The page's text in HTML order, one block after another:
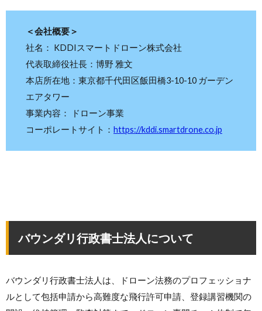
＜会社概要＞
社名： KDDIスマートドローン株式会社
代表取締役社長：博野 雅文
本店所在地：東京都千代田区飯田橋3-10-10 ガーデン
エアタワー
事業内容： ドローン事業
コーポレートサイト： https://kddi.smartdrone.co.jp
バウンダリ行政書士法人について
バウンダリ行政書士法人は、ドローン法務のプロフェッショナ
ルとして包括申請から高難度な飛行許可申請、登録講習機関の